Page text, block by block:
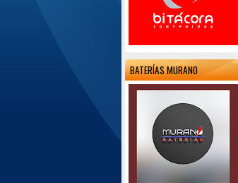
BATERÍAS MURANO